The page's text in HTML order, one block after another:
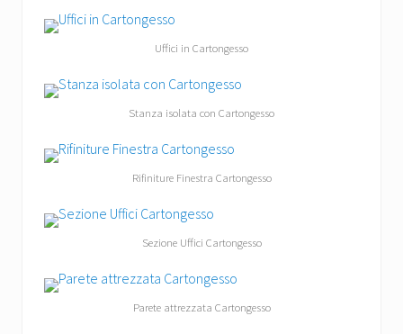
Uffici in Cartongesso
Stanza isolata con Cartongesso
Rifiniture Finestra Cartongesso
Sezione Uffici Cartongesso
Parete attrezzata Cartongesso